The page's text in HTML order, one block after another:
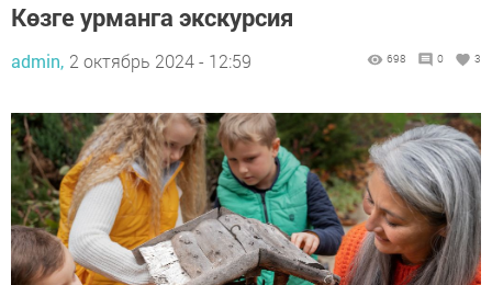
Көзге урманга экскурсия
admin, 2 октябрь 2024 - 12:59 698 0 3